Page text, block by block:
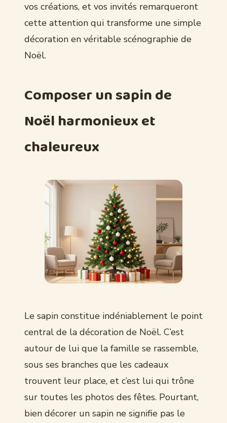
vos créations, et vos invités remarqueront
cette attention qui transforme une simple
décoration en véritable scénographie de
Noël.
Composer un sapin de
Noël harmonieux et
chaleureux
Le sapin constitue indéniablement le point
central de la décoration de Noël. C’est
autour de lui que la famille se rassemble,
sous ses branches que les cadeaux
trouvent leur place, et c’est lui qui trône
sur toutes les photos des fêtes. Pourtant,
bien décorer un sapin ne signifie pas le